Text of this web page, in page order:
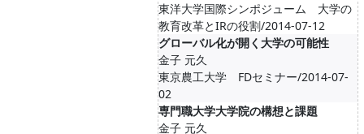
東洋大学国際シンポジューム 大学の
教育改革とIRの役割/2014-07-12
グローバル化が開く大学の可能性
金子 元久
東京農工大学 FDセミナー/2014-07-
02
専門職大学大学院の構想と課題
金子 元久